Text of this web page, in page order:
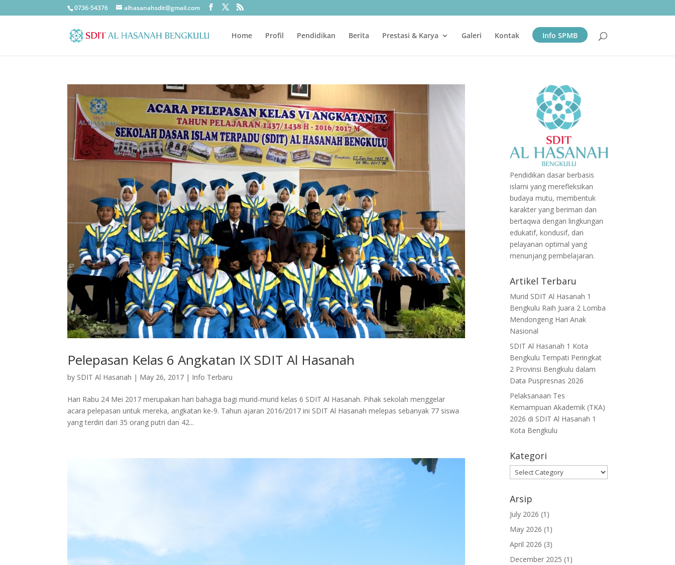
0736-54376 alhasanahsdit@gmail.com
Home Profil Pendidikan Berita Prestasi & Karya Galeri Kontak Info SPMB
Pelepasan Kelas 6 Angkatan IX SDIT Al Hasanah
by SDIT Al Hasanah | May 26, 2017 | Info Terbaru
Hari Rabu 24 Mei 2017 merupakan hari bahagia bagi murid-murid kelas 6 SDIT Al Hasanah. Pihak sekolah menggelar
acara pelepasan untuk mereka, angkatan ke-9. Tahun ajaran 2016/2017 ini SDIT Al Hasanah melepas sebanyak 77 siswa
yang terdiri dari 35 orang putri dan 42...
Pendidikan dasar berbasis
islami yang merefleksikan
budaya mutu, membentuk
karakter yang beriman dan
bertaqwa dengan lingkungan
edukatif, kondusif, dan
pelayanan optimal yang
menunjang pembelajaran.
Artikel Terbaru
Murid SDIT Al Hasanah 1
Bengkulu Raih Juara 2 Lomba
Mendongeng Hari Anak
Nasional
SDIT Al Hasanah 1 Kota
Bengkulu Tempati Peringkat
2 Provinsi Bengkulu dalam
Data Puspresnas 2026
Pelaksanaan Tes
Kemampuan Akademik (TKA)
2026 di SDIT Al Hasanah 1
Kota Bengkulu
Kategori
Kategori
Arsip
July 2026 (1)
May 2026 (1)
April 2026 (3)
December 2025 (1)